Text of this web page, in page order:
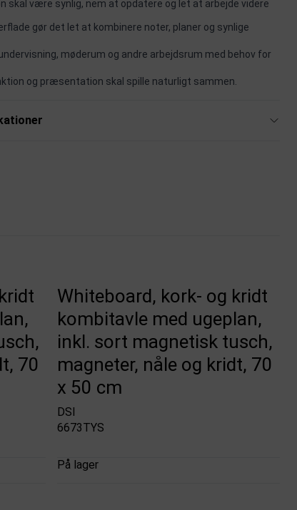
skal være synlig, nem at opdatere og let at arbejde videre
gør det let at kombinere noter, planer og synlige
møderum og andre arbejdsrum med behov for
og præsentation skal spille naturligt sammen.
70
Whiteboard, kork- og kridt
kombitavle med ugeplan,
inkl. sort magnetisk tusch,
magneter, nåle og kridt, 70
x 50 cm
DSI
6673TYS
På lager